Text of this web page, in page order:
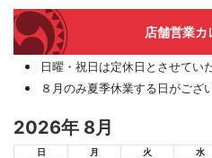
店舗営業カ
日曜・祝日は定休日とさせてい
８月のみ夏季休業する日がござ
2026年 8月
日 月 火 水